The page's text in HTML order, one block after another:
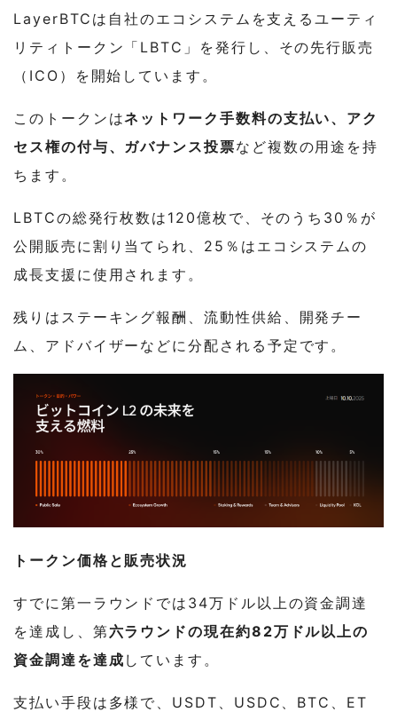
LayerBTCは自社のエコシステムを支えるユーティ
リティトークン「LBTC」を発行し、その先行販売
（ICO）を開始しています。
このトークンはネットワーク手数料の支払い、アク
セス権の付与、ガバナンス投票など複数の用途を持
ちます。
LBTCの総発行枚数は120億枚で、そのうち30％が
公開販売に割り当てられ、25％はエコシステムの
成長支援に使用されます。
残りはステーキング報酬、流動性供給、開発チー
ム、アドバイザーなどに分配される予定です。
トークン価格と販売状況
すでに第一ラウンドでは34万ドル以上の資金調達
を達成し、第六ラウンドの現在約82万ドル以上の
資金調達を達成 しています。
支払い手段は多様で、USDT、USDC、BTC、ET